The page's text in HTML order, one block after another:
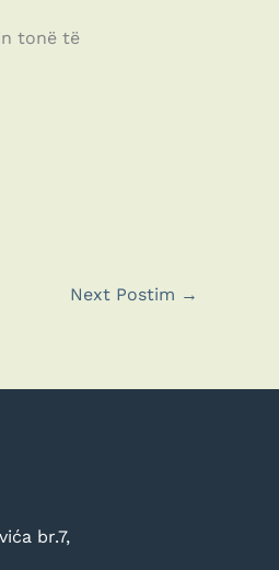
tonë të
Next Postim →
br.7,